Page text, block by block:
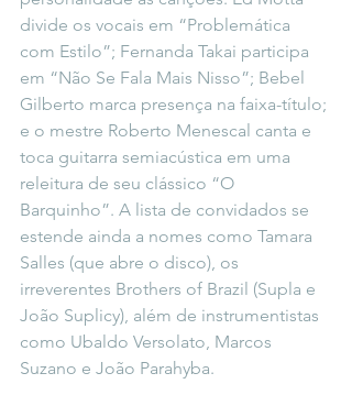
divide os vocais em “Problemática
com Estilo”; Fernanda Takai participa
em “Não Se Fala Mais Nisso”; Bebel
Gilberto marca presença na faixa-título;
e o mestre Roberto Menescal canta e
toca guitarra semiacústica em uma
releitura de seu clássico “O
Barquinho”. A lista de convidados se
estende ainda a nomes como Tamara
Salles (que abre o disco), os
irreverentes Brothers of Brazil (Supla e
João Suplicy), além de instrumentistas
como Ubaldo Versolato, Marcos
Suzano e João Parahyba.